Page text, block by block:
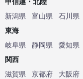
新潟県
富山県 石川県
東海
岐阜県
静岡県 愛知県
関西
滋賀県
京都府 大阪府